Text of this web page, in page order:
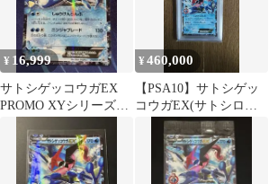
¥ 16,999
サトシゲッコウガEX
PROMO XYシリーズプ
¥460,000
【PSA10】サトシゲッ
コウガEX(サトシロゴ)
290/XY-P